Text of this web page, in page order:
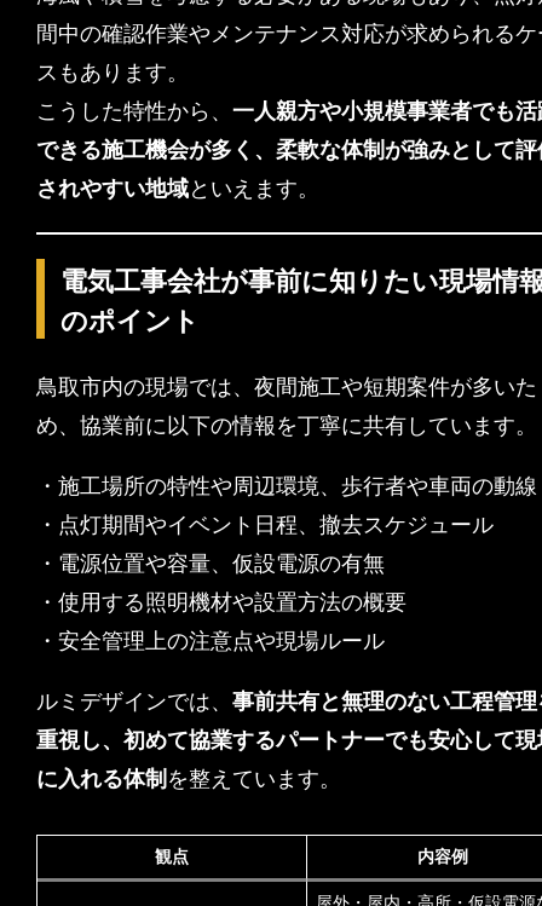
間中の確認作業やメンテナンス対応が求められるケ
スもあります。
こうした特性から、 一人親方や小規模事業者でも活
できる施工機会が多く、柔軟な体制が強みとして評
されやすい地域といえます。
電気工事会社が事前に知りたい現場情
のポイント
鳥取市内の現場では、夜間施工や短期案件が多いた
め、協業前に以下の情報を丁寧に共有しています。
・施工場所の特性や周辺環境、歩行者や車両の動線
・点灯期間やイベント日程、撤去スケジュール
・電源位置や容量、仮設電源の有無
・使用する照明機材や設置方法の概要
・安全管理上の注意点や現場ルール
ルミデザインでは、 事前共有と無理のない工程管理
重視し、初めて協業するパートナーでも安心して現
に入れる体制 を整えています。
観点 内容例